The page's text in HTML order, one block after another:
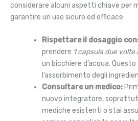
considerare alcuni aspetti chiave per
garantire un uso sicuro ed efficace:
Rispettare il dosaggio
prendere 1 capsula due volte
un bicchiere d’acqua.
l’assorbimento degli
Consultare un medico:
nuovo integratore,
mediche esistenti o stai